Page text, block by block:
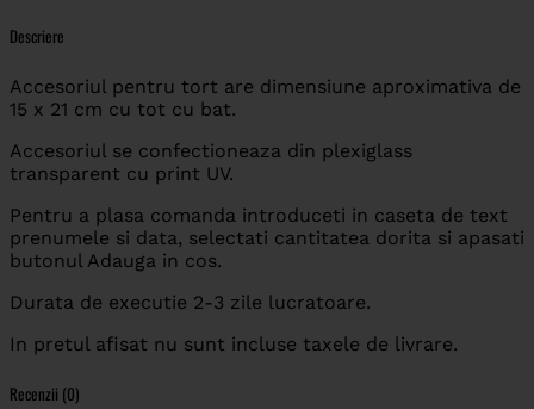
Descriere
Accesoriul pentru tort are dimensiune aproximativa de
15 x 21 cm cu tot cu bat.
Accesoriul se confectioneaza din plexiglass
transparent cu print UV.
Pentru a plasa comanda introduceti in caseta de text
prenumele si data, selectati cantitatea dorita si apasati
butonul Adauga in cos.
Durata de executie 2-3 zile lucratoare.
In pretul afisat nu sunt incluse taxele de livrare.
Recenzii (0)